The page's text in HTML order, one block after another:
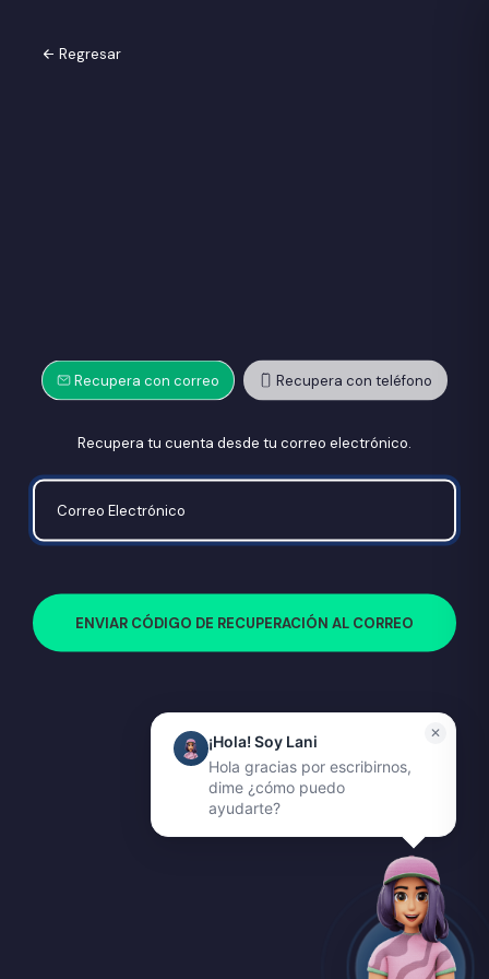
Regresar
Recupera con correo Recupera con teléfono
Recupera tu cuenta desde tu correo electrónico.
ENVIAR CÓDIGO DE RECUPERACIÓN AL CORREO
¡Hola! Soy Lani
Hola gracias por escribirnos,
dime ¿cómo puedo
ayudarte?
✕